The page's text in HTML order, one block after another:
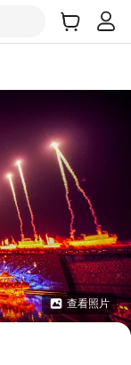
查看照片